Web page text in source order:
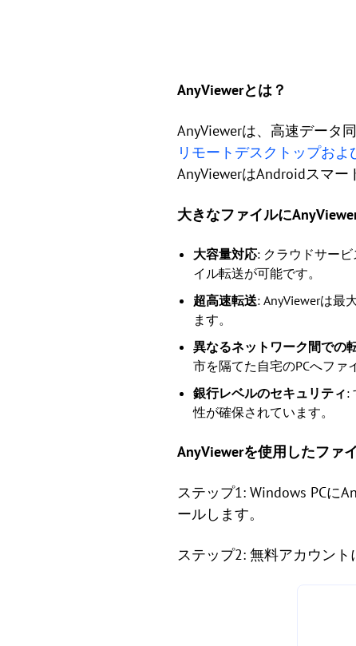
AnyViewerとは？
AnyViewerは、高速データ
リモートデスクトップお
AnyViewerはAndroidスマー
大きなファイルに
大容量対応: クラウドサー
イル転送が可能です。
超高速転送: AnyViewerは最
ます。
異なるネットワーク間での
市を隔てた自宅のPCへファ
銀行レベルのセキュリティ:
性が確保されています。
AnyViewerを使用したファ
ステップ1: Windows PCに
ールします。
ステップ2: 無料アカウント